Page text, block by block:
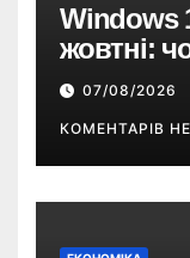
Windows
жовтні:
07/08/2026
КОМЕНТАРІВ